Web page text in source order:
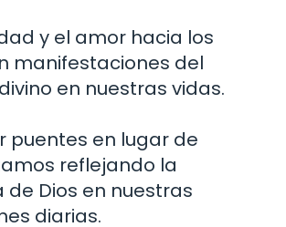
y el amor hacia los
manifestaciones del
en nuestras vidas.
puentes en lugar de
reflejando la
de Dios en nuestras
diarias.